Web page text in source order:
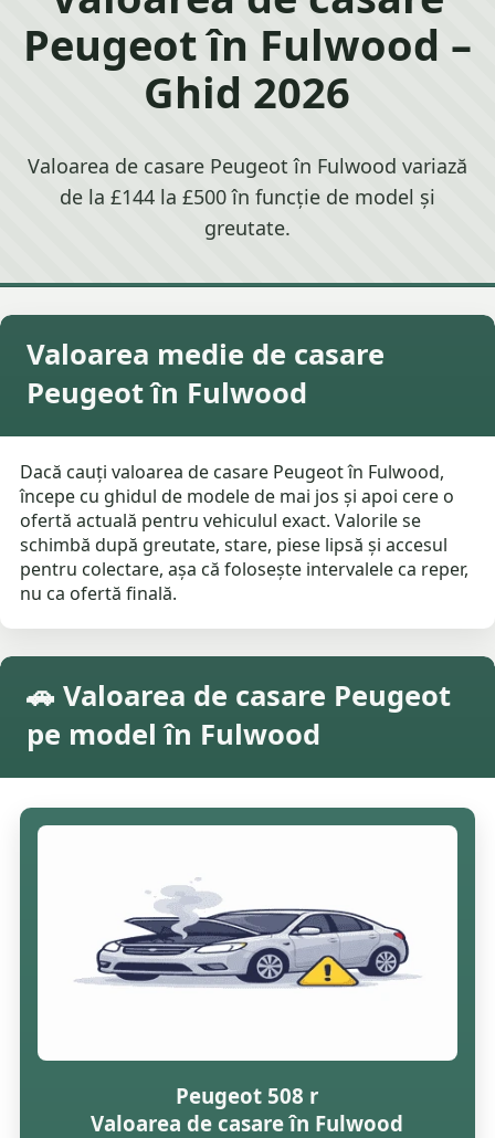
Peugeot în Fulwood –
Ghid 2026
Valoarea de casare Peugeot în Fulwood variază
de la £144 la £500 în funcție de model și
greutate.
Valoarea medie de casare
Peugeot în Fulwood
Dacă cauți valoarea de casare Peugeot în Fulwood,
începe cu ghidul de modele de mai jos și apoi cere o
ofertă actuală pentru vehiculul exact. Valorile se
schimbă după greutate, stare, piese lipsă și accesul
pentru colectare, așa că folosește intervalele ca reper,
nu ca ofertă finală.
🚗 Valoarea de casare Peugeot
pe model în Fulwood
Peugeot 508 r
Valoarea de casare în Fulwood